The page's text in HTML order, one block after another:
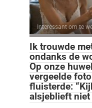
Interessant om te
Ik trouwde
ondanks de
Op onze
vergeelde
fluisterde:
alsjeblieft niet